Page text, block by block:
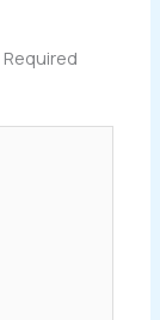
Required